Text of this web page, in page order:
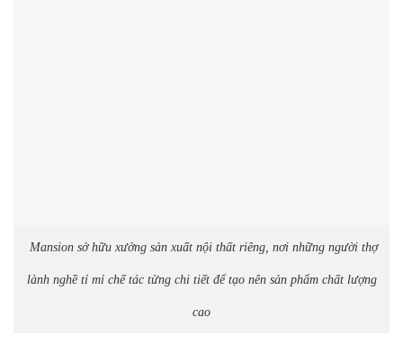
Mansion sở hữu xưởng sản xuất nội thất riêng, nơi những người thợ
lành nghề tỉ mỉ chế tác từng chi tiết để tạo nên sản phẩm chất lượng
cao